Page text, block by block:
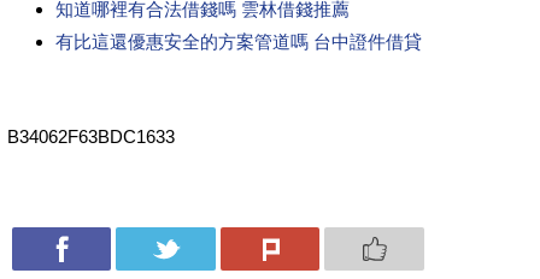
知道哪裡有合法借錢嗎 雲林借錢推薦
有比這還優惠安全的方案管道嗎 台中證件借貸
B34062F63BDC1633